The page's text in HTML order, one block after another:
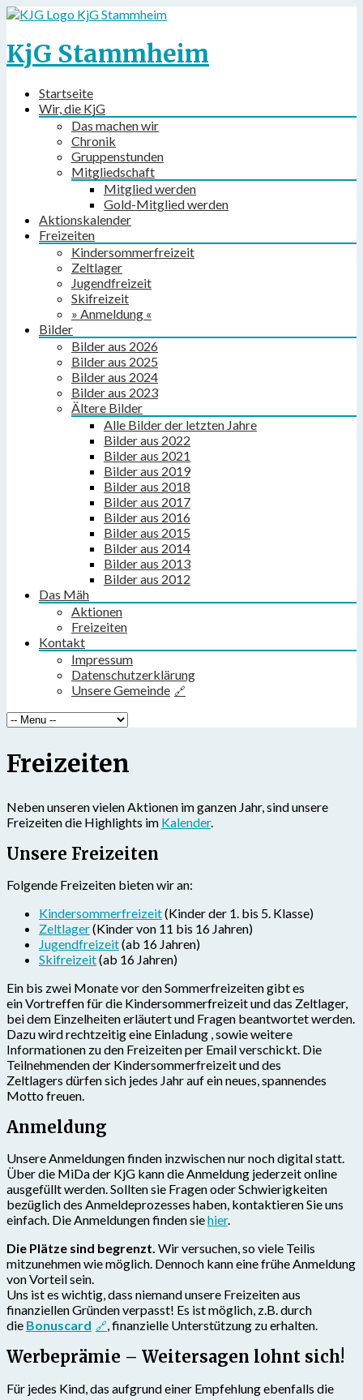
KjG Stammheim
KjG Stammheim
Startseite
Wir, die KjG
Das machen wir
Chronik
Gruppenstunden
Mitgliedschaft
Mitglied werden
Gold-Mitglied werden
Aktionskalender
Freizeiten
Kindersommerfreizeit
Zeltlager
Jugendfreizeit
Skifreizeit
» Anmeldung «
Bilder
Bilder aus 2026
Bilder aus 2025
Bilder aus 2024
Bilder aus 2023
Ältere Bilder
Alle Bilder der letzten Jahre
Bilder aus 2022
Bilder aus 2021
Bilder aus 2019
Bilder aus 2018
Bilder aus 2017
Bilder aus 2016
Bilder aus 2015
Bilder aus 2014
Bilder aus 2013
Bilder aus 2012
Das Mäh
Aktionen
Freizeiten
Kontakt
Impressum
Datenschutzerklärung
Unsere Gemeinde
Freizeiten
Neben unseren vielen Aktionen im ganzen Jahr, sind unsere
Freizeiten die Highlights im Kalender.
Unsere Freizeiten
Folgende Freizeiten bieten wir an:
Kindersommerfreizeit(Kinder der 1. bis 5. Klasse)
Zeltlager(Kinder von 11 bis 16 Jahren)
Jugendfreizeit(ab 16 Jahren)
Skifreizeit(ab 16 Jahren)
Ein bis zwei Monate vor den Sommerfreizeiten gibt es
ein Vortreffen für die Kindersommerfreizeit und das Zeltlager,
bei dem Einzelheiten erläutert und Fragen beantwortet werden.
Dazu wird rechtzeitig eine Einladung , sowie weitere
Informationen zu den Freizeiten per Email verschickt. Die
Teilnehmenden der Kindersommerfreizeit und des
Zeltlagers dürfen sich jedes Jahr auf ein neues, spannendes
Motto freuen.
Anmeldung
Unsere Anmeldungen finden inzwischen nur noch digital statt.
Über die MiDa der KjG kann die Anmeldung jederzeit online
ausgefüllt werden. Sollten sie Fragen oder Schwierigkeiten
bezüglich des Anmeldeprozesses haben, kontaktieren Sie uns
einfach. Die Anmeldungen finden siehier.
Die Plätze sind begrenzt. Wir versuchen, so viele Teilis
mitzunehmen wie möglich. Dennoch kann eine frühe Anmeldung
von Vorteil sein.
Uns ist es wichtig, dass niemand unsere Freizeiten aus
finanziellen Gründen verpasst! Es ist möglich, z.B. durch
die Bonuscard , finanzielle Unterstützung zu erhalten.
Werbeprämie – Weitersagen lohnt sich!
Für jedes Kind, das aufgrund einer Empfehlung ebenfalls die